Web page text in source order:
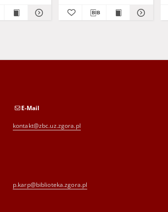
E-Mail
kontakt@zbc.uz.zgora.pl
p.karp@biblioteka.zgora.pl